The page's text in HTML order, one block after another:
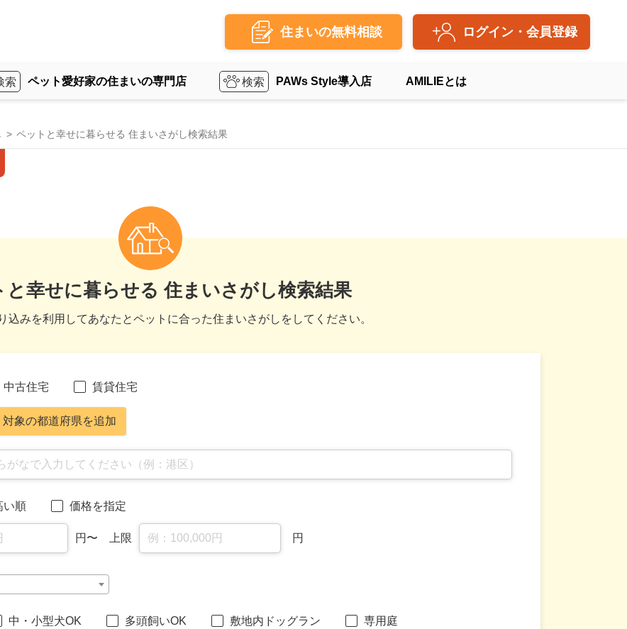
住まいの無料相談 ログイン・会員登録
ペット愛好家の住まいの専門店 PAWs Style導入店 AMILIEとは
ペットと幸せに暮らせる 住まいさがし検索結果
と幸せに暮らせる 住まいさがし検索結果
込みを利用してあなたとペットに合った住まいさがしをしてください。
中古住宅 賃貸住宅
対象の都道府県を追加
い順 価格を指定
円 〜 上限 円
中・小型犬OK 多頭飼いOK 敷地内ドッグラン 専用庭